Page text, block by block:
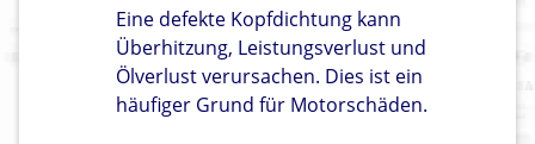
Eine defekte Kopfdichtung kann
Überhitzung, Leistungsverlust und
Ölverlust verursachen. Dies ist ein
häufiger Grund für Motorschäden.